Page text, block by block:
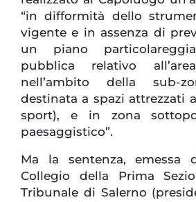
“in difformità dello
vigente e in assenza di
un piano
pubblica relativo
nell’ambito della sub-
destinata a spazi attrezzati
sport), e in zona
paesaggistico”.
Ma la sentenza, emessa
Collegio della Prima
Tribunale di Salerno